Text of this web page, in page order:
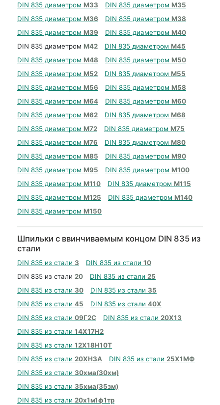
DIN 835 диаметром М33 DIN 835 диаметром М35
DIN 835 диаметром М36 DIN 835 диаметром М38
DIN 835 диаметром М39 DIN 835 диаметром М40
DIN 835 диаметром М42 DIN 835 диаметром М45
DIN 835 диаметром М48 DIN 835 диаметром М50
DIN 835 диаметром М52 DIN 835 диаметром М55
DIN 835 диаметром М56 DIN 835 диаметром М58
DIN 835 диаметром М64 DIN 835 диаметром М60
DIN 835 диаметром М62 DIN 835 диаметром М68
DIN 835 диаметром М72 DIN 835 диаметром М75
DIN 835 диаметром М76 DIN 835 диаметром М80
DIN 835 диаметром М85 DIN 835 диаметром М90
DIN 835 диаметром М95 DIN 835 диаметром М100
DIN 835 диаметром М110 DIN 835 диаметром М115
DIN 835 диаметром М125 DIN 835 диаметром М140
DIN 835 диаметром М150
Шпильки с ввинчиваемым концом DIN 835 из
стали
DIN 835 из стали 3 DIN 835 из стали 10
DIN 835 из стали 20 DIN 835 из стали 25
DIN 835 из стали 30 DIN 835 из стали 35
DIN 835 из стали 45 DIN 835 из стали 40Х
DIN 835 из стали 09Г2С DIN 835 из стали 20Х13
DIN 835 из стали 14Х17Н2
DIN 835 из стали 12Х18Н10Т
DIN 835 из стали 20ХН3А DIN 835 из стали 25Х1МФ
DIN 835 из стали 30хма(30хм)
DIN 835 из стали 35хма(35зм)
DIN 835 из стали 20х1м1ф1тр